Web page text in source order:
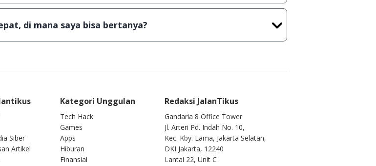
di JalanTikus, hingga saat ini kita masih melakukan upload-
ribuan aplikasi & games tidak dapat tercapai dalam waktu yang
di mana saya bisa bertanya?
yang masuk. Kirim pertanyaan kamu keinfo@jalantikus.com
Redaksi JalanTikus
Gandaria 8 Office Tower
Jl. Arteri Pd. Indah No. 10,
Kec. Kby. Lama, Jakarta Selatan,
DKI Jakarta, 12240
Lantai 22, Unit C
Siber
Artikel
Kategori Unggulan
Tech Hack
Games
Apps
Hiburan
Finansial